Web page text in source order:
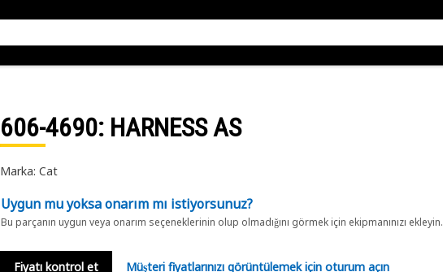
606-4690: HARNESS AS
Marka: Cat
Uygun mu yoksa onarım mı istiyorsunuz?
Bu parçanın uygun veya onarım seçeneklerinin olup olmadığını görmek için ekipmanınızı ekleyin.
Fiyatı kontrol et Müşteri fiyatlarınızı görüntülemek için oturum açın